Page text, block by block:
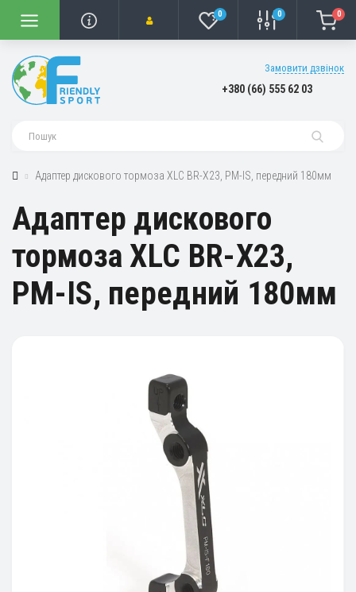
0 0 0
Замовити дзвінок
+380 (66) 555 62 03
Адаптер дискового тормоза XLC BR-X23, PM-IS, передний 180мм
Адаптер дискового
тормоза XLC BR-X23,
PM-IS, передний 180мм